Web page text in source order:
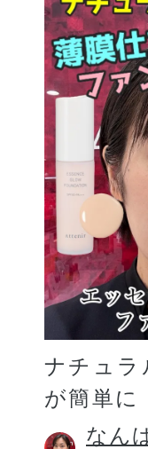
ご利用
よくあ
ナチュラ
が簡単に
なん